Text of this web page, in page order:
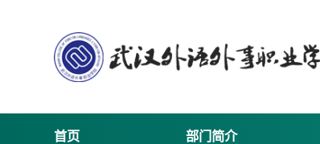
首页 部门简介